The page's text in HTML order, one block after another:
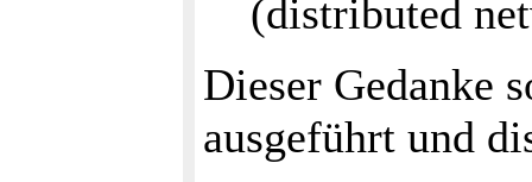
(distributed
Dieser Gedanke
ausgeführt und